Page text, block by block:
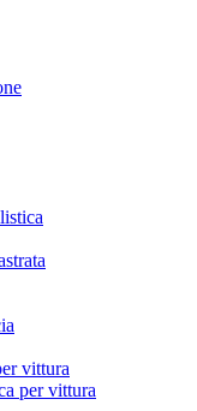
vittura
per vittura